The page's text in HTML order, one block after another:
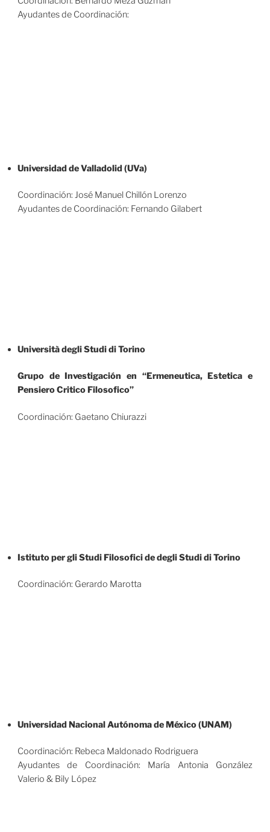
Ayudantes de Coordinación:
Universidad de Valladolid (UVa)
Coordinación: José Manuel Chillón Lorenzo
Ayudantes de Coordinación: Fernando Gilabert
Università degli Studi di Torino
Grupo de Investigación en “Ermeneutica, Estetica e
Pensiero Critico Filosofico”
Coordinación: Gaetano Chiurazzi
Istituto per gli Studi Filosofici dedegli Studi di Torino
Coordinación: Gerardo Marotta
Universidad Nacional Autónoma de México (UNAM)
Coordinación: Rebeca Maldonado Rodriguera
Ayudantes de Coordinación: María Antonia González
Valerio & Bily López